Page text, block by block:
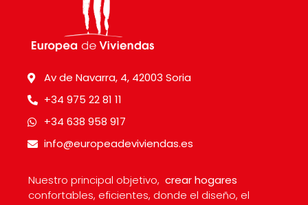
Av de Navarra, 4, 42003 Soria
+34 975 22 81 11
+34 638 958 917
info@europeadeviviendas.es
Nuestro principal objetivo, crear hogares
confortables, eficientes, donde el diseño, el